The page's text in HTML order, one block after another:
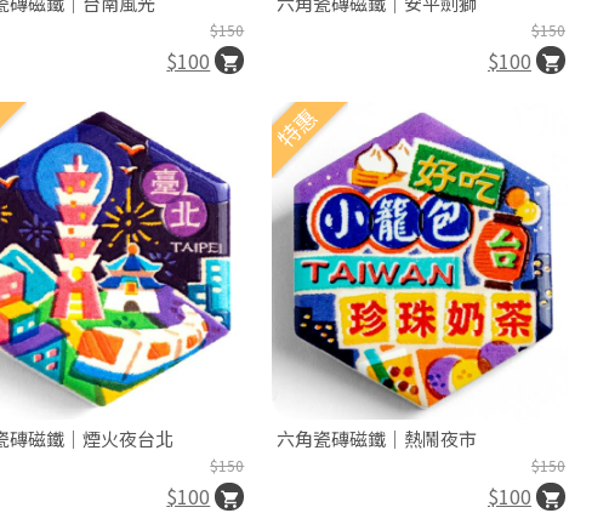
$150
$100
$150
$100
磚磁鐵｜煙火夜台北
$150
$100
特惠
六角瓷磚磁鐵｜熱鬧夜市
$150
$100